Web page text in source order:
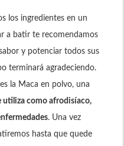
los ingredientes en un
a batir te recomendamos
y potenciar todos sus
terminará agradeciendo.
la Maca en polvo, una
utiliza como afrodisíaco,
. Una vez
hasta que quede